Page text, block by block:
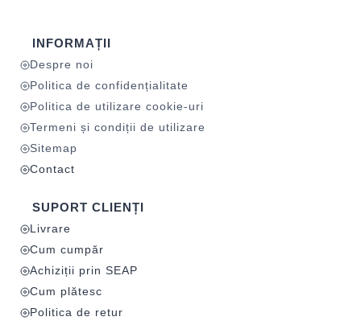
INFORMAȚII
Despre noi
Politica de confidențialitate
Politica de utilizare cookie-uri
Termeni și condiții de utilizare
Sitemap
Contact
SUPORT CLIENȚI
Livrare
Cum cumpăr
Achiziții prin SEAP
Cum plătesc
Politica de retur